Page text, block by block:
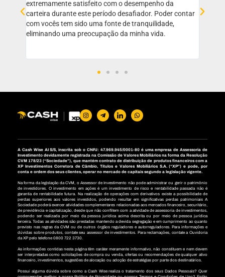
com o desempenho da
período desafiador. Poder contar
uma fonte de tranquilidade,
da minha vida.
minha vida. Mesmo sendo
financeiramente, percebi que
erros básicos com relação aos
hoje, consigo ver o dinheiro
A Cash Wise AI S/S, inscrita sob o CNPJ: 47.969.945/0001-80 é uma empresa de Assessoria de
Investimento devidamente registrada na Comissão de Valores Mobiliários na forma da Resolução
CVM 178/23 (“Sociedade”), que mantém contrato de distribuição de produtos financeiros com a
XP Investimentos Corretora de Câmbio, Títulos e Valores Mobiliários S.A. (“XP”) e pode, por
conta e ordem dos seus clientes, operar no mercado de capitais segundo a legislação vigente.
Na forma da legislação da CVM, o Assessor de Investimento não pode administrar ou gerir o patrimônio
de investidores. O investimento em ações é um investimento de risco e rentabilidade passada não é
garantia de rentabilidade futura. Na realização de operações com derivativos existe a possibilidade de
perdas superiores aos valores investidos, podendo resultar em significativas perdas patrimoniais A
Sociedade poderá exercer atividades complementares relacionadas aos mercados financeiro, securitário,
de previdência e capitalização, desde que não conflitem com a atividade de assessoria de investimentos,
podendo ser realizada por meio da pessoa jurídica acima descrita ou por meio de pessoa jurídica
terceira. Todas as atividades são prestadas mantendo a devida segregação e em cumprimento ao quanto
previsto nas regras da CVM ou de outros órgãos reguladores e autorreguladores. Para informações e
dúvidas sobre produtos, contate seu assessor de investimentos. Para reclamações, contate a Ouvidoria
da XP pelo telefone 0800 722 3730.
As informações contidas nesta página têm caráter meramente informativo, não constituem e nem devem
ser interpretadas como solicitações de compra ou venda, ofertas ou recomendações de qualquer ativo
financeiro, investimentos, sugestões de alocação ou adoção de estratégias por parte dos destinatários.
Possui alguma dúvida sobre como a Cash Wise realiza o tratamento dos seus Dados Pessoais? Quer